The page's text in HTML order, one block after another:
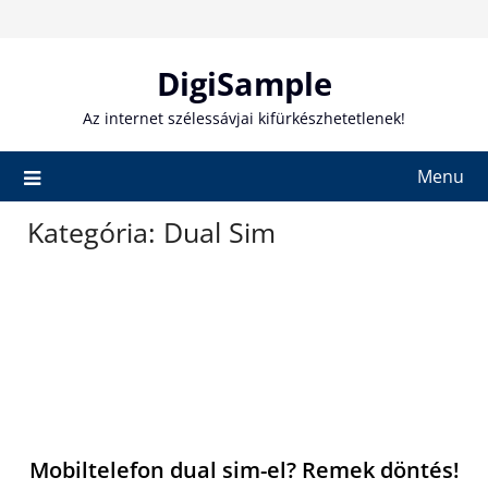
DigiSample
Az internet szélessávjai kifürkészhetetlenek!
Menu
Kategória: Dual Sim
Mobiltelefon dual sim-el? Remek döntés!